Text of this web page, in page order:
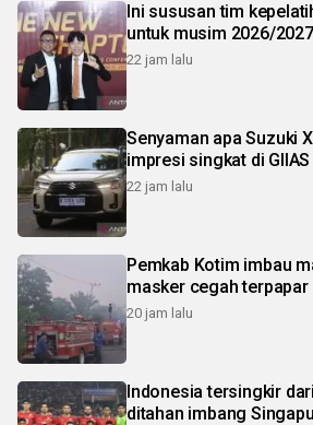
Ini sususan tim
untuk musim 2026/2027
22 jam lalu
Senyaman apa Suzuki
impresi singkat di
22 jam lalu
Pemkab Kotim imbau
masker cegah
20 jam lalu
Indonesia tersingkir
ditahan imbang